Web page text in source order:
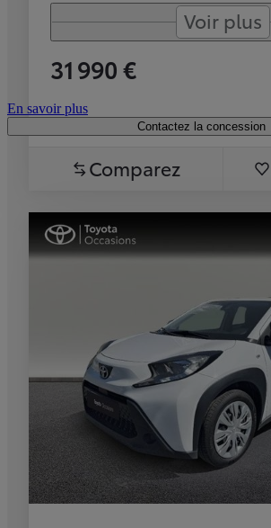
Voir plus
31 990 €
En savoir plus
Contactez la concession
Comparez